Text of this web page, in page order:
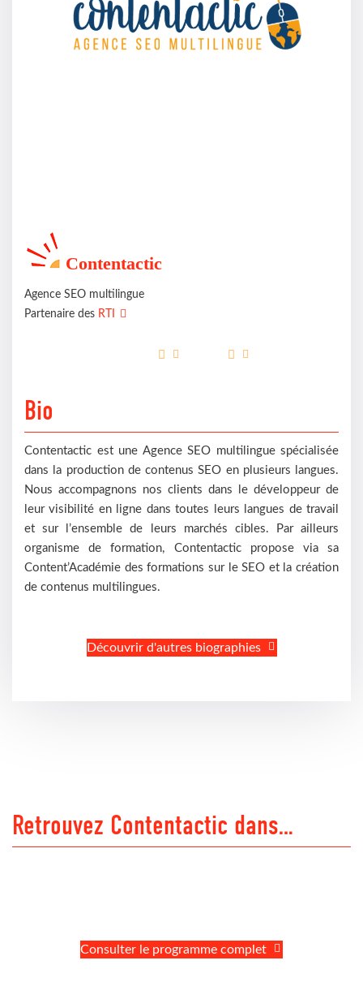
Contentactic
Agence SEO multilingue
Partenaire des RTI
Bio
Contentactic est une Agence SEO multilingue spécialisée
dans la production de contenus SEO en plusieurs langues.
Nous accompagnons nos clients dans le développeur de
leur visibilité en ligne dans toutes leurs langues de travail
et sur l’ensemble de leurs marchés cibles. Par ailleurs
organisme de formation, Contentactic propose via sa
Content’Académie des formations sur le SEO et la création
de contenus multilingues.
Découvrir d'autres biographies
Retrouvez Contentactic dans…
Consulter le programme complet